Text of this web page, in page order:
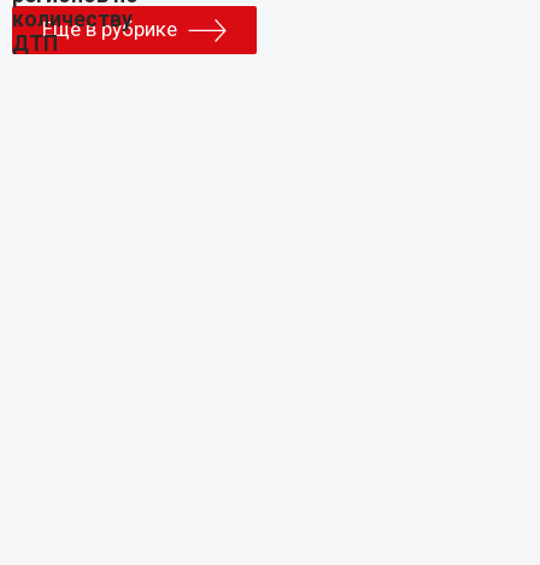
Еще в рубрике